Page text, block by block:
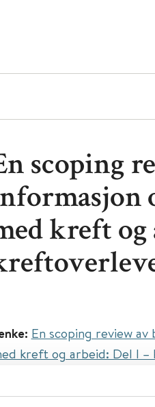
scoping
kreft og
En scoping review
kreft og arbeid: Del I
cancer and work: